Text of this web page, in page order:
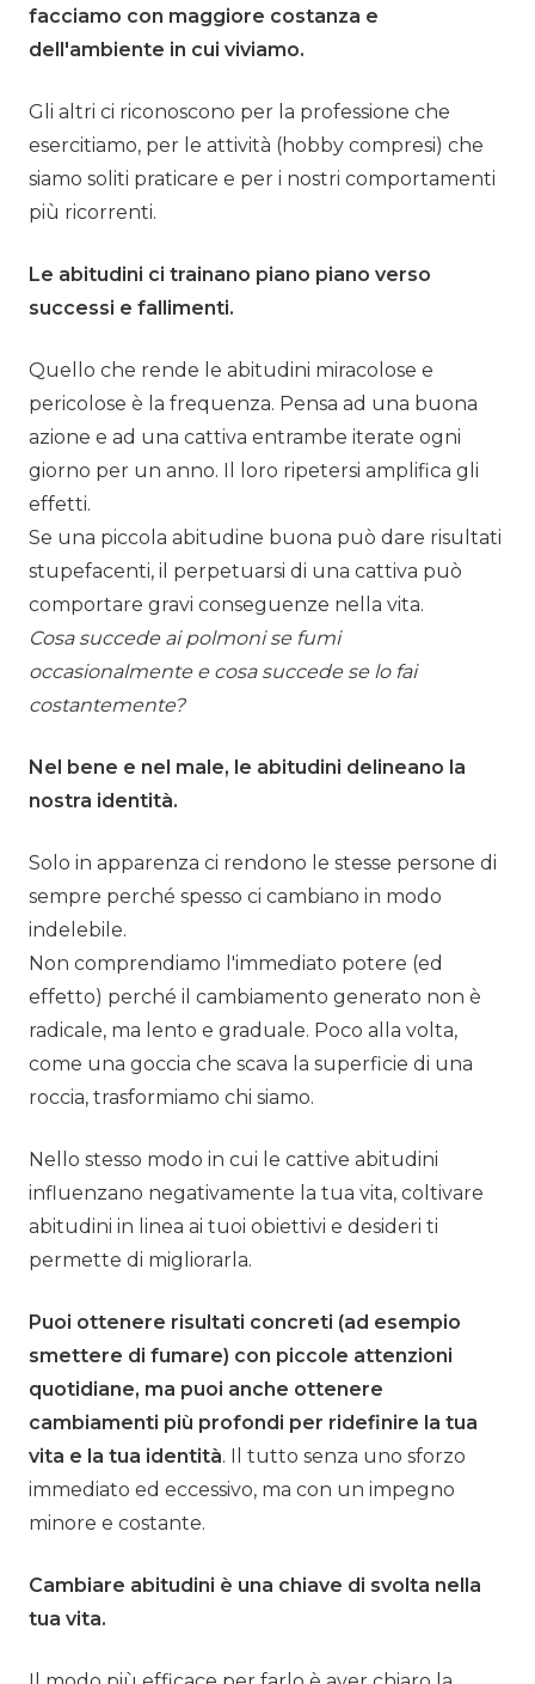
facciamo con maggiore costanza e
dell'ambiente in cui viviamo.
Gli altri ci riconoscono per la professione che
esercitiamo, per le attività (hobby compresi) che
siamo soliti praticare e per i nostri comportamenti
più ricorrenti.
Le abitudini ci trainano piano piano verso
successi e fallimenti.
Quello che rende le abitudini miracolose e
pericolose è la frequenza. Pensa ad una buona
azione e ad una cattiva entrambe iterate ogni
giorno per un anno. Il loro ripetersi amplifica gli
effetti.
Se una piccola abitudine buona può dare risultati
stupefacenti, il perpetuarsi di una cattiva può
comportare gravi conseguenze nella vita.
Cosa succede ai polmoni se fumi
occasionalmente e cosa succede se lo fai
costantemente?
Nel bene e nel male, le abitudini delineano la
nostra identità.
Solo in apparenza ci rendono le stesse persone di
sempre perché spesso ci cambiano in modo
indelebile.
Non comprendiamo l'immediato potere (ed
effetto) perché il cambiamento generato non è
radicale, ma lento e graduale. Poco alla volta,
come una goccia che scava la superficie di una
roccia, trasformiamo chi siamo.
Nello stesso modo in cui le cattive abitudini
influenzano negativamente la tua vita, coltivare
abitudini in linea ai tuoi obiettivi e desideri ti
permette di migliorarla.
Puoi ottenere risultati concreti (ad esempio
smettere di fumare) con piccole attenzioni
quotidiane, ma puoi anche ottenere
cambiamenti più profondi per ridefinire la tua
vita e la tua identità. Il tutto senza uno sforzo
immediato ed eccessivo, ma con un impegno
minore e costante.
Cambiare abitudini è una chiave di svolta nella
tua vita.